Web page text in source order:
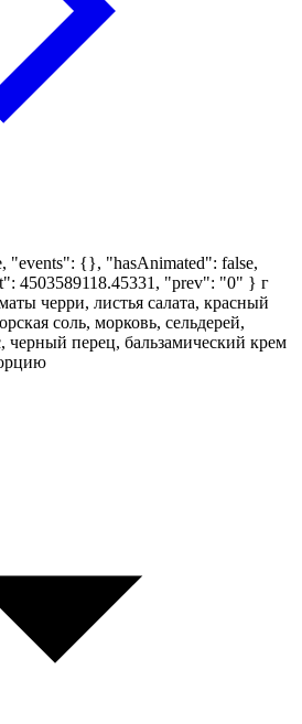
"events": {}, "hasAnimated": false,
4503589118.45331, "prev": "0" } г
черри, листья салата, красный
соль, морковь, сельдерей,
черный перец, бальзамический крем